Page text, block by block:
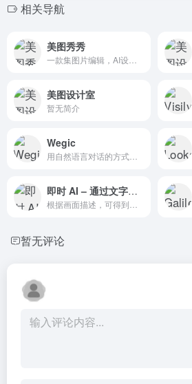
相关导航
美图秀秀
美图设计室
暂无简介
Wegic
即时 AI – 通过文字描述，即可生成可编辑的UI设计稿！
暂无评论